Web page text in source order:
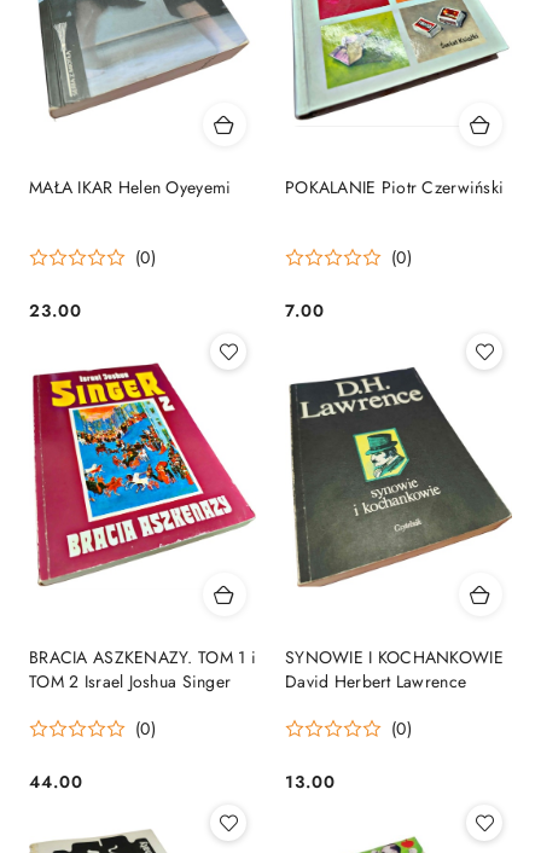
MAŁA IKAR Helen Oyeyemi
(0)
Cena:
23.00
POKALANIE Piotr Czerwiński
(0)
Cena:
7.00
BRACIA ASZKENAZY. TOM 1 i
TOM 2 Israel Joshua Singer
(0)
Cena:
44.00
SYNOWIE I KOCHANKOWIE
David Herbert Lawrence
(0)
Cena:
13.00